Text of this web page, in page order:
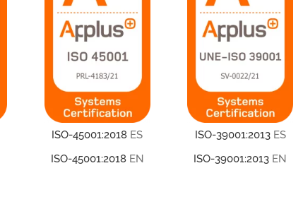
ISO-45001:2018 ES
ISO-45001:2018EN
ISO-39001:2013ES
ISO-39001:2013 EN